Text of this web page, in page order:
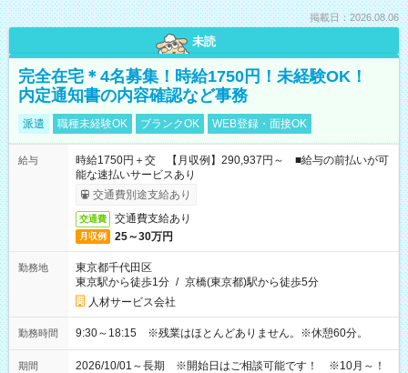
掲載日：2026.08.06
未読
完全在宅＊4名募集！時給1750円！未経験OK！
内定通知書の内容確認など事務
派遣 職種未経験OK ブランクOK WEB登録・面接OK
給与
時給1750円＋交 【月収例】290,937円～ ■給与の前払いが可
能な速払いサービスあり
交通費別途支給あり
交通費 交通費支給あり
月収例 25～30万円
勤務地
東京都千代田区
東京駅から徒歩1分 / 京橋(東京都)駅から徒歩5分
人材サービス会社
勤務時間 9:30～18:15 ※残業はほとんどありません。※休憩60分。
期間 2026/10/01～長期 ※開始日はご相談可能です！ ※10月～！